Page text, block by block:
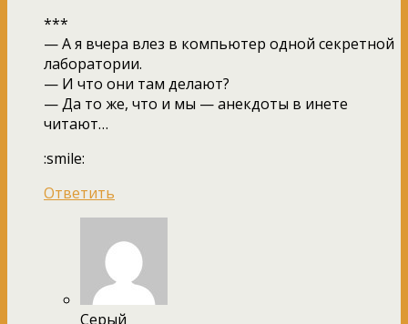
***
— А я вчера влез в компьютер одной секретной
лаборатории.
— И что они там делают?
— Да то же, что и мы — анекдоты в инете
читают…
:smile:
Ответить
Серый